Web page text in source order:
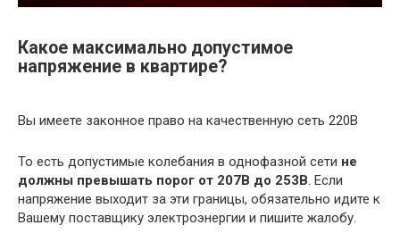
Какое максимально допустимое
напряжение в квартире?
Вы имеете законное право на качественную сеть 220В
То есть допустимые колебания в однофазной сети не
должны превышать порог от 207В до 253В. Если
напряжение выходит за эти границы, обязательно идите к
Вашему поставщику электроэнергии и пишите жалобу.